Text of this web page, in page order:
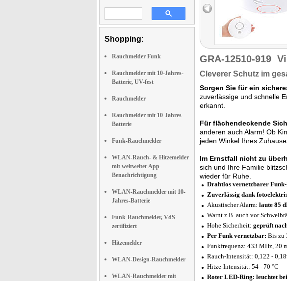
Shopping:
Rauchmelder Funk
Rauchmelder mit 10-Jahres-
Batterie, UV-fest
Rauchmelder
Rauchmelder mit 10-Jahres-
Batterie
Funk-Rauchmelder
WLAN-Rauch- & Hitzemelder
mit weltweiter App-
Benachrichtigung
WLAN-Rauchmelder mit 10-
Jahres-Batterie
Funk-Rauchmelder, VdS-
zertifiziert
Hitzemelder
WLAN-Design-Rauchmelder
WLAN-Rauchmelder mit
GRA-12510-919
Cleverer Schutz im
Sorgen Sie für ein
zuverlässige und schnelle
erkannt.
Für flächendeckende
anderen auch Alarm! Ob
jeden Winkel Ihres
Im Ernstfall nicht zu
sich und Ihre Familie
wieder für Ruhe.
Drahtlos vernetzbarer
Zuverlässig dank
Akustischer Alarm: laute 85
Warnt z.B. auch vor
Hohe Sicherheit: geprüft
Per Funk vernetzbar: Bis zu
Funkfrequenz: 433 MHz, 20
Rauch-Intensität: 0,122 -
Hitze-Intensität: 54 - 70 °C
Roter LED-Ring: leuchtet